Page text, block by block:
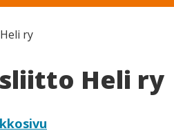
ry
Heli ry